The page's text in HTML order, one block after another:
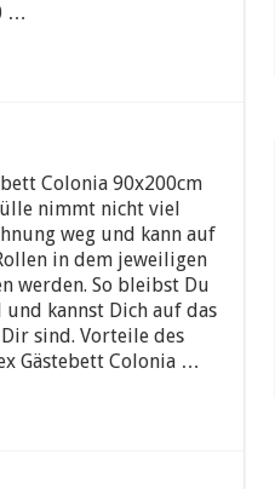
…
Colonia 90x200cm
nimmt nicht viel
weg und kann auf
in dem jeweiligen
werden. So bleibst Du
kannst Dich auf das
sind. Vorteile des
Gästebett Colonia …